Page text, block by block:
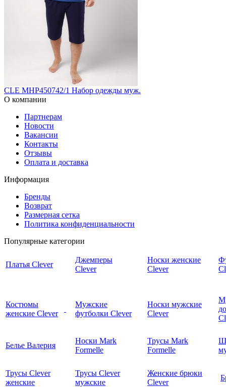
CLE MHP450742/1 Набор одежды муж.
О компании
Партнерам
Новости
Вакансии
Контакты
Отзывы
Оплата и доставка
Информация
Бренды
Возврат
Размерная сетка
Политика конфиденциальности
Популярные категории
Платья Clever
Джемперы
Clever
Носки женские
Clever
Костюмы
женские Clever
Мужские
футболки Clever
Носки мужские
Clever
Белье Валерия
Носки Mark
Formelle
Трусы Mark
Formelle
Трусы Clever
женские
Трусы Clever
мужские
Женские брюки
Clever